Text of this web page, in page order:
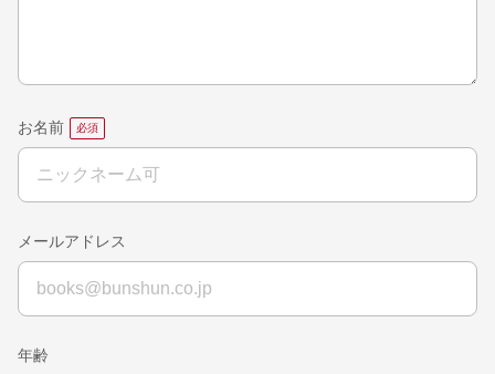
お名前
メールアドレス
年齢